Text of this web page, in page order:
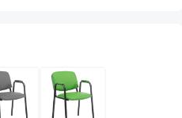
grau grün